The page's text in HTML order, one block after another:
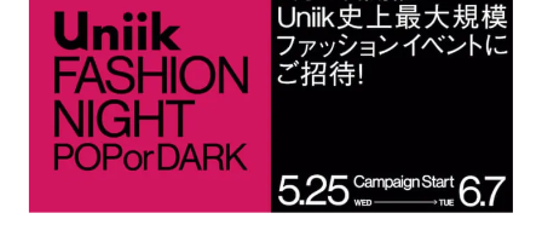
#ESSENTIAL DESIGNS #古着サミット
#NEW VINTAGE #マイナーグッド図鑑
#路地裏てぃーん。
#GH 銘品の所以 #フイナムのYouTube
#FOCUS IT #AH.H